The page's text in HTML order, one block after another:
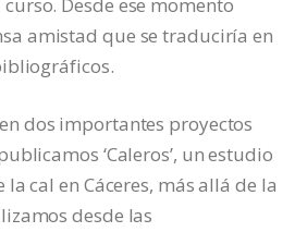
amistad que se traduciría en
dos importantes proyectos
‘Caleros’, un estudio
cal en Cáceres, más allá de la
desde las